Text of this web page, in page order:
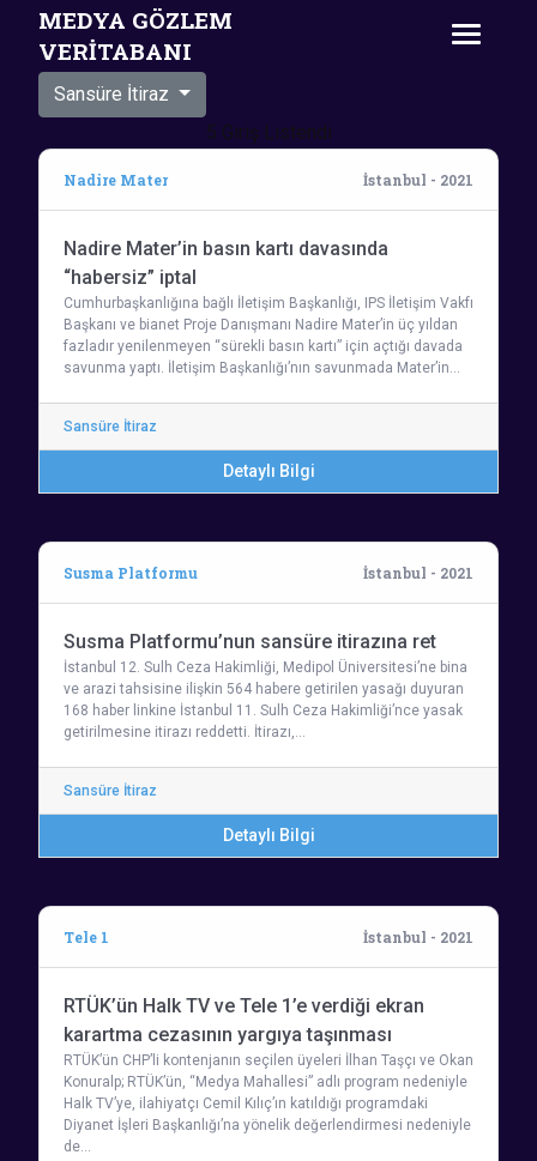
MEDYA GÖZLEM
VERİTABANI
Sansüre İtiraz
5 Giriş Listendi
Nadire Mater İstanbul - 2021
Nadire Mater’in basın kartı davasında
“habersiz” iptal
Cumhurbaşkanlığına bağlı İletişim Başkanlığı, IPS İletişim Vakfı
Başkanı ve bianet Proje Danışmanı Nadire Mater’in üç yıldan
fazladır yenilenmeyen “sürekli basın kartı” için açtığı davada
savunma yaptı. İletişim Başkanlığı’nın savunmada Mater’in…
Sansüre İtiraz
Detaylı Bilgi
Susma Platformu İstanbul - 2021
Susma Platformu’nun sansüre itirazına ret
İstanbul 12. Sulh Ceza Hakimliği, Medipol Üniversitesi’ne bina
ve arazi tahsisine ilişkin 564 habere getirilen yasağı duyuran
168 haber linkine İstanbul 11. Sulh Ceza Hakimliği’nce yasak
getirilmesine itirazı reddetti. İtirazı,…
Sansüre İtiraz
Detaylı Bilgi
Tele 1 İstanbul - 2021
RTÜK’ün Halk TV ve Tele 1’e verdiği ekran
karartma cezasının yargıya taşınması
RTÜK’ün CHP’li kontenjanın seçilen üyeleri İlhan Taşçı ve Okan
Konuralp; RTÜK’ün, “Medya Mahallesi” adlı program nedeniyle
Halk TV’ye, ilahiyatçı Cemil Kılıç’ın katıldığı programdaki
Diyanet İşleri Başkanlığı’na yönelik değerlendirmesi nedeniyle
de…